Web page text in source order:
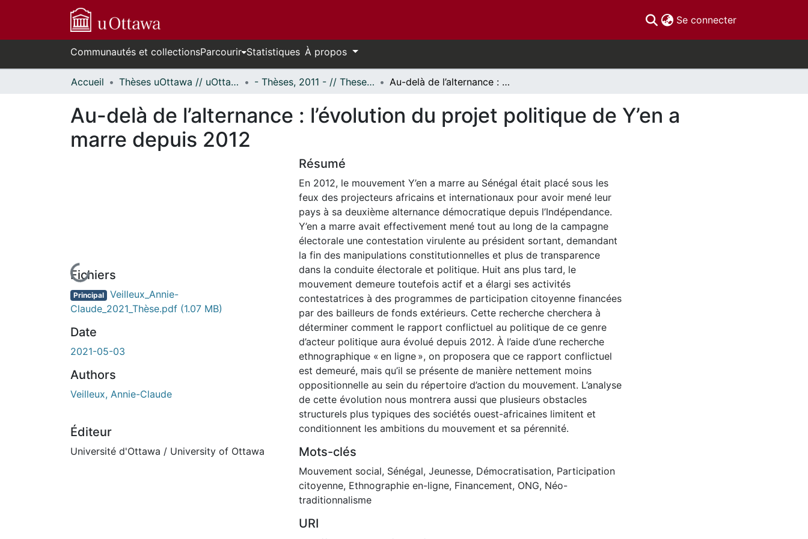
Se connecter(current)
Communautés et collectionsParcourir Statistiques À propos
Accueil Thèses uOttawa // uOttawa Theses - Thèses, 2011 - // Theses, 2011 - Au-delà de l’alternance : l’évolution du projet politique de Y’en a marre depuis 2012
Au-delà de l’alternance : l’évolution du projet politique de Y’en a
marre depuis 2012
En cours de chargement...
Fichiers
Principal Veilleux_Annie-
Claude_2021_Thèse.pdf (1.07 MB)
Date
2021-05-03
Authors
Veilleux, Annie-Claude
Éditeur
Université d'Ottawa / University of Ottawa
Résumé
En 2012, le mouvement Y’en a marre au Sénégal était placé sous les
feux des projecteurs africains et internationaux pour avoir mené leur
pays à sa deuxième alternance démocratique depuis l’Indépendance.
Y’en a marre avait effectivement mené tout au long de la campagne
électorale une contestation virulente au président sortant, demandant
la fin des manipulations constitutionnelles et plus de transparence
dans la conduite électorale et politique. Huit ans plus tard, le
mouvement demeure toutefois actif et a élargi ses activités
contestatrices à des programmes de participation citoyenne financées
par des bailleurs de fonds extérieurs. Cette recherche cherchera à
déterminer comment le rapport conflictuel au politique de ce genre
d’acteur politique aura évolué depuis 2012. À l’aide d’une recherche
ethnographique « en ligne », on proposera que ce rapport conflictuel
est demeuré, mais qu’il se présente de manière nettement moins
oppositionnelle au sein du répertoire d’action du mouvement. L’analyse
de cette évolution nous montrera aussi que plusieurs obstacles
structurels plus typiques des sociétés ouest-africaines limitent et
conditionnent les ambitions du mouvement et sa pérennité.
Mots-clés
Mouvement social, Sénégal, Jeunesse, Démocratisation, Participation
citoyenne, Ethnographie en-ligne, Financement, ONG, Néo-
traditionnalisme
URI